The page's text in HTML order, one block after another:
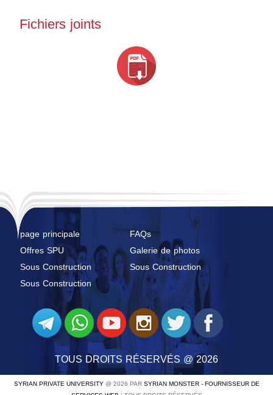
Fichiers joints
page principale
FAQs
Offres SPU
Galerie de photos
Sous Construction
Sous Construction
Sous Construction
TOUS DROITS RÉSERVÉS @ 2026
SYRIAN PRIVATE UNIVERSITY@ 2026 PARSYRIAN MONSTER - FOURNISSEUR DE